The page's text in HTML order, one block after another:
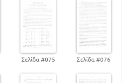
Σελίδα #075 Σελίδα #076